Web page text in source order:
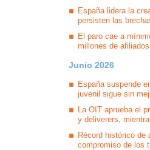
España lidera la
persisten las
El paro cae a
millones de
Junio 2026
España suspende
juvenil sigue sin
La OIT aprueba el
y deliverers,
Récord histórico de
compromiso de los